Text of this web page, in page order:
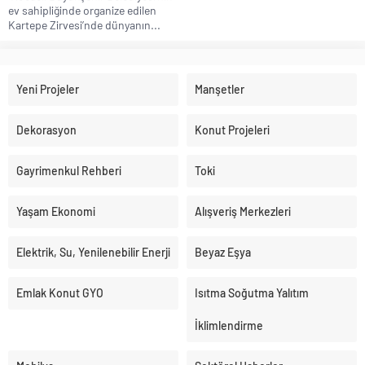
ev sahipliğinde organize edilen
Kartepe Zirvesi’nde dünyanın...
Yeni Projeler Manşetler
Dekorasyon Konut Projeleri
Gayrimenkul Rehberi Toki
Yaşam Ekonomi Alışveriş Merkezleri
Elektrik, Su, Yenilenebilir Enerji Beyaz Eşya
Emlak Konut GYO Isıtma Soğutma Yalıtım
İklimlendirme